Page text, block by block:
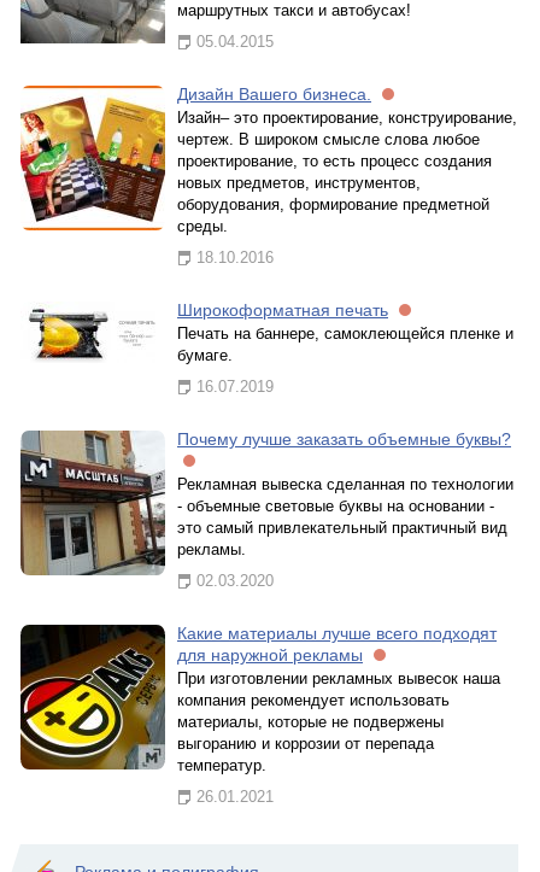
маршрутных такси и автобусах!
05.04.2015
Дизайн Вашего бизнеса.
Изайн– это проектирование, конструирование,
чертеж. В широком смысле слова любое
проектирование, то есть процесс создания
новых предметов, инструментов,
оборудования, формирование предметной
среды.
18.10.2016
Широкоформатная печать
Печать на баннере, самоклеющейся пленке и
бумаге.
16.07.2019
Почему лучше заказать объемные буквы?
Рекламная вывеска сделанная по технологии
- объемные световые буквы на основании -
это самый привлекательный практичный вид
рекламы.
02.03.2020
Какие материалы лучше всего подходят
для наружной рекламы
При изготовлении рекламных вывесок наша
компания рекомендует использовать
материалы, которые не подвержены
выгоранию и коррозии от перепада
температур.
26.01.2021